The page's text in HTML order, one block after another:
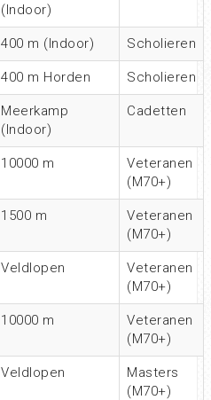
(Indoor)
400 m (Indoor) Scholieren
400 m Horden Scholieren
Meerkamp
(Indoor)
Cadetten
10000 m
Veteranen
(M70+)
1500 m
Veteranen
(M70+)
Veldlopen
Veteranen
(M70+)
10000 m
Veteranen
(M70+)
Veldlopen
Masters
(M70+)